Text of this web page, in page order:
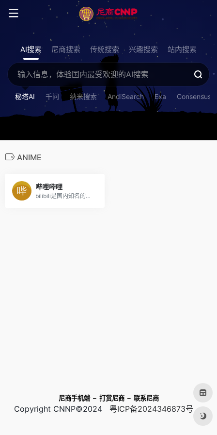
AI搜索 尼商搜索 传统搜索 兴趣搜索 站内搜索
秘塔AI 千问 纳米搜索 AndiSearch Exa Consensus
ANIME
哔哩哔哩
bilibili是国内知名的视频弹幕网站，这里有及时的动漫新番，活跃的ACG氛围，有创意的Up主。大家可以在这里找到许多欢乐。
尼商手机端 – 打赏尼商 – 联系尼商
Copyright CNNP©2024 粤ICP备2024346873号